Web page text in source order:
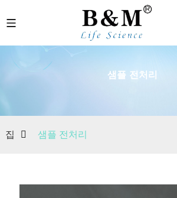
샘플 전처리
집 샘플 전처리